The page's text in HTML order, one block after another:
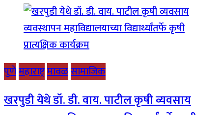
पुणेमहाराष्ट्रमावळसामाजिक
खरपुडी येथे डॉ. डी. वाय. पाटील कृषी व्यवसाय